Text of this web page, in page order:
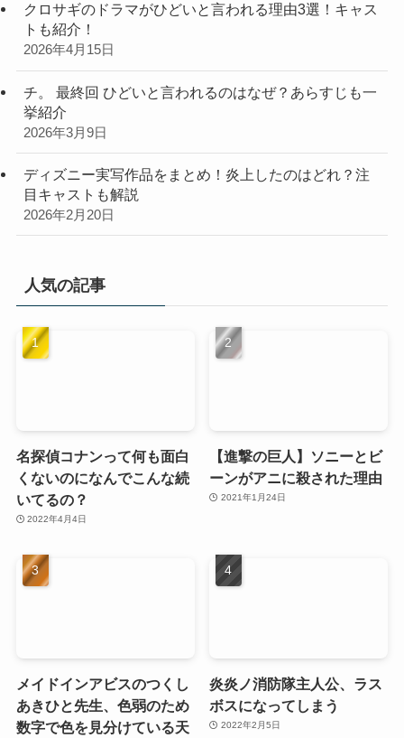
クロサギのドラマがひどいと言われる理由3選！キャス
トも紹介！
2026年4月15日
チ。 最終回 ひどいと言われるのはなぜ？あらすじも一
挙紹介
2026年3月9日
ディズニー実写作品をまとめ！炎上したのはどれ？注
目キャストも解説
2026年2月20日
人気の記事
名探偵コナンって何も面白
くないのになんでこんな続
いてるの？
2022年4月4日
【進撃の巨人】ソニーとビ
ーンがアニに殺された理由
2021年1月24日
メイドインアビスのつくし
あきひと先生、色弱のため
数字で色を見分けている天
炎炎ノ消防隊主人公、ラス
ボスになってしまう
2022年2月5日